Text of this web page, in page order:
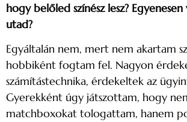
hogy belőled színész lesz?
utad?
Egyáltalán nem, mert nem akartam
hobbiként fogtam fel. Nagyon
számítástechnika, érdekeltek az
Gyerekként úgy játszottam, hogy
matchboxokat tologattam, hanem